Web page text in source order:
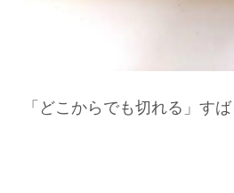
「どこからでも切れる」す